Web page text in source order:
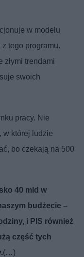
w modelu
tego programu.
złymi trendami
swoich
pracy. Nie
w której ludzie
bo czekają na 500
40 mld w
budżecie –
i PIS również
część tych
(…)